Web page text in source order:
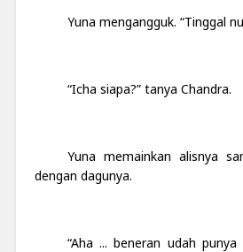
Yuna mengangguk. “Tinggal
“Icha siapa?” tanya Chandra.
Yuna memainkan alisnya
dengan dagunya.
“Aha ... beneran udah punya